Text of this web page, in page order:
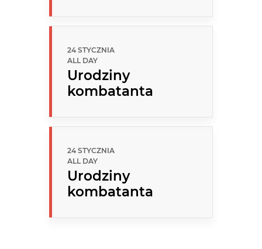
24 STYCZNIA
ALL DAY
Urodziny
kombatanta
24 STYCZNIA
ALL DAY
Urodziny
kombatanta